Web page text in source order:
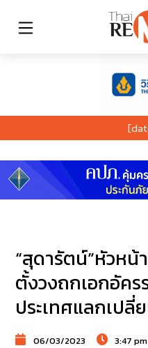
“สุดารัตน์”หัวหน้
ตั้งวงถกเอกอัค
ประเทศแลกเป
06/03/2023 3:47 pm